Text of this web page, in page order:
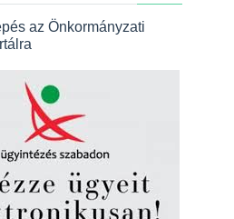
az Önkormányzati